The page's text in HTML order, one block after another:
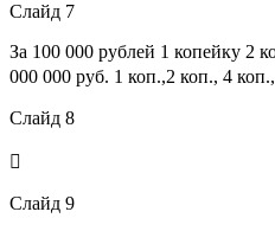
Слайд 7
За 100 000 рублей 1 копейку 2
000 000 руб. 1 коп.,2 коп., 4
Слайд 8

Слайд 9